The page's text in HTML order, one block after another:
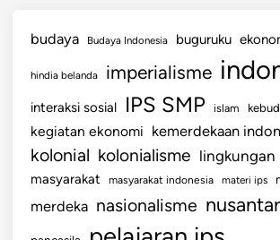
U
D
A
A
budaya Budaya Indonesia buguruku
hindia belanda imperialisme
interaksi sosial IPS SMP islam
kegiatan ekonomi kemerdekaan
kolonial kolonialisme lingkungan
masyarakat masyarakat indonesia materi ips
merdeka nasionalisme